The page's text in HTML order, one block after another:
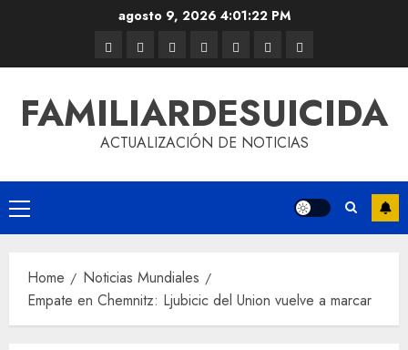
agosto 9, 2026 4:01:22 PM
FAMILIARDESUICIDA
ACTUALIZACIÓN DE NOTICIAS
Home
Noticias Mundiales
Empate en Chemnitz: Ljubicic del Union vuelve a marcar